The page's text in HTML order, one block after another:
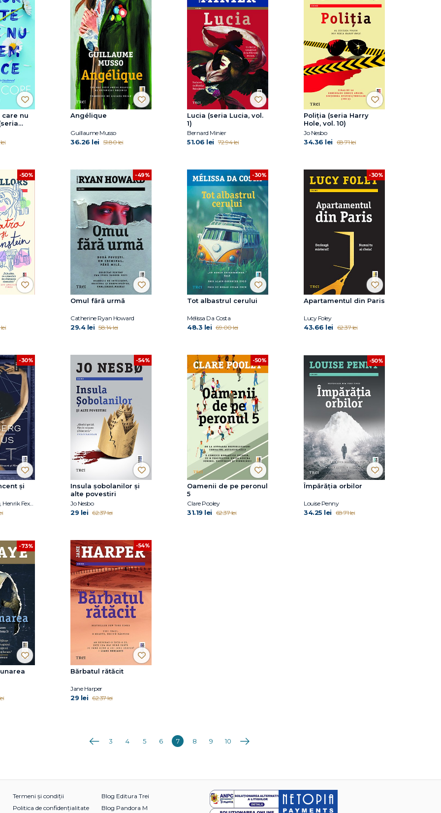
care nu
1)
Angélique
Guillaume Musso
36.26 lei 51.80 lei
Lucia (seria Lucia, vol.
1)
Bernard Minier
51.06 lei 72.94 lei
Poliția (seria Harry
Hole, vol. 10)
Jo Nesbo
34.36 lei 68.71 lei
-50% -49%
Omul fără urmă
Catherine Ryan Howard
29.4 lei 58.14 lei
-30%
Tot albastrul cerului
Mélissa Da Costa
48.3 lei 69.00 lei
-30%
Apartamentul din Paris
Lucy Foley
43.66 lei 62.37 lei
-30%
și
Camilla Läckberg, Henrik Fexeus
-54%
Insula șobolanilor și
alte povestiri
Jo Nesbo
29 lei 62.37 lei
-50%
Oamenii de pe peronul
5
Clare Pooley
31.19 lei 62.37 lei
-50%
Împărăția orbilor
Louise Penny
34.25 lei 68.71 lei
-73% -54%
Bărbatul rătăcit
Jane Harper
29 lei 62.37 lei
Anterioara
3 4 5 6 7 8 9 10 Următoarea
Termeni și condiții
Politica de confidențialitate
Blog Editura Trei
Blog Pandora M